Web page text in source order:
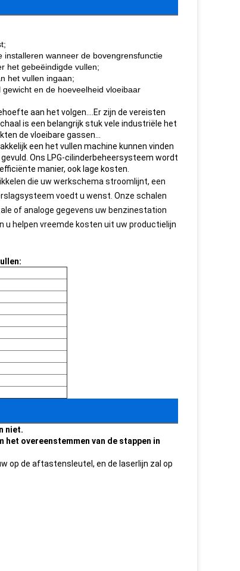
wanneer de bovengrensfunctie
het gebeëindigde vullen;
het vullen ingaan;
en de hoeveelheid vloeibaar
aan het volgen….Er zijn de vereisten
is een belangrijk stuk vele industriële het
de vloeibare gassen…
een het vullen machine kunnen vinden
Ons LPG-cilinderbeheersysteem wordt
manier, ook lage kosten.
die uw werkschema stroomlijnt, een
voedt u wenst. Onze schalen
of analoge gegevens uw benzinestation
u helpen vreemde kosten uit uw productielijn
niet.
overeenstemmen van de stappen in
op de aftastensleutel, en de laserlijn zal op